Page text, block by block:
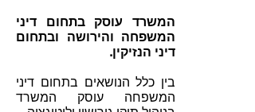
המשרד עוסק בתחום דיני
המשפחה והירושה ובתחום
דיני הנזיקין.
בין כלל הנושאים בתחום דיני
המשפחה עוסק המשרד